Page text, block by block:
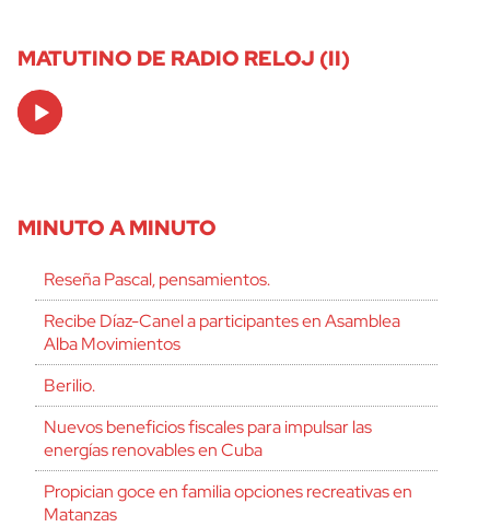
MATUTINO DE RADIO RELOJ (II)
Audio
Player
MINUTO A MINUTO
Reseña Pascal, pensamientos.
Recibe Díaz-Canel a participantes en Asamblea
Alba Movimientos
Berilio.
Nuevos beneficios fiscales para impulsar las
energías renovables en Cuba
Propician goce en familia opciones recreativas en
Matanzas